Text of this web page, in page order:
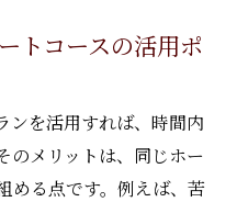
トコースの活用ポ
ンを活用すれば、時間内
のメリットは、同じホー
める点です。例えば、苦